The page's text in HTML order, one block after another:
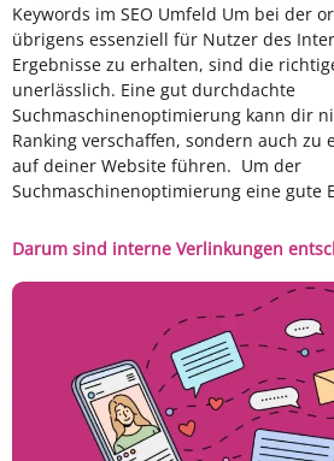
Keywords im SEO Umfeld Um bei der
übrigens essenziell für Nutzer des
Ergebnisse zu erhalten, sind die
unerlässlich. Eine gut durchdachte
Suchmaschinenoptimierung kann dir
Ranking verschaffen, sondern auch zu
auf deiner Website führen. Um der
Suchmaschinenoptimierung eine gute
Darum sind interne Verlinkungen